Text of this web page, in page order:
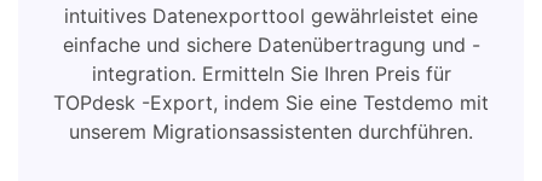
intuitives Datenexporttool gewährleistet eine
einfache und sichere Datenübertragung und -
integration. Ermitteln Sie Ihren Preis für
TOPdesk -Export, indem Sie eine Testdemo mit
unserem Migrationsassistenten durchführen.